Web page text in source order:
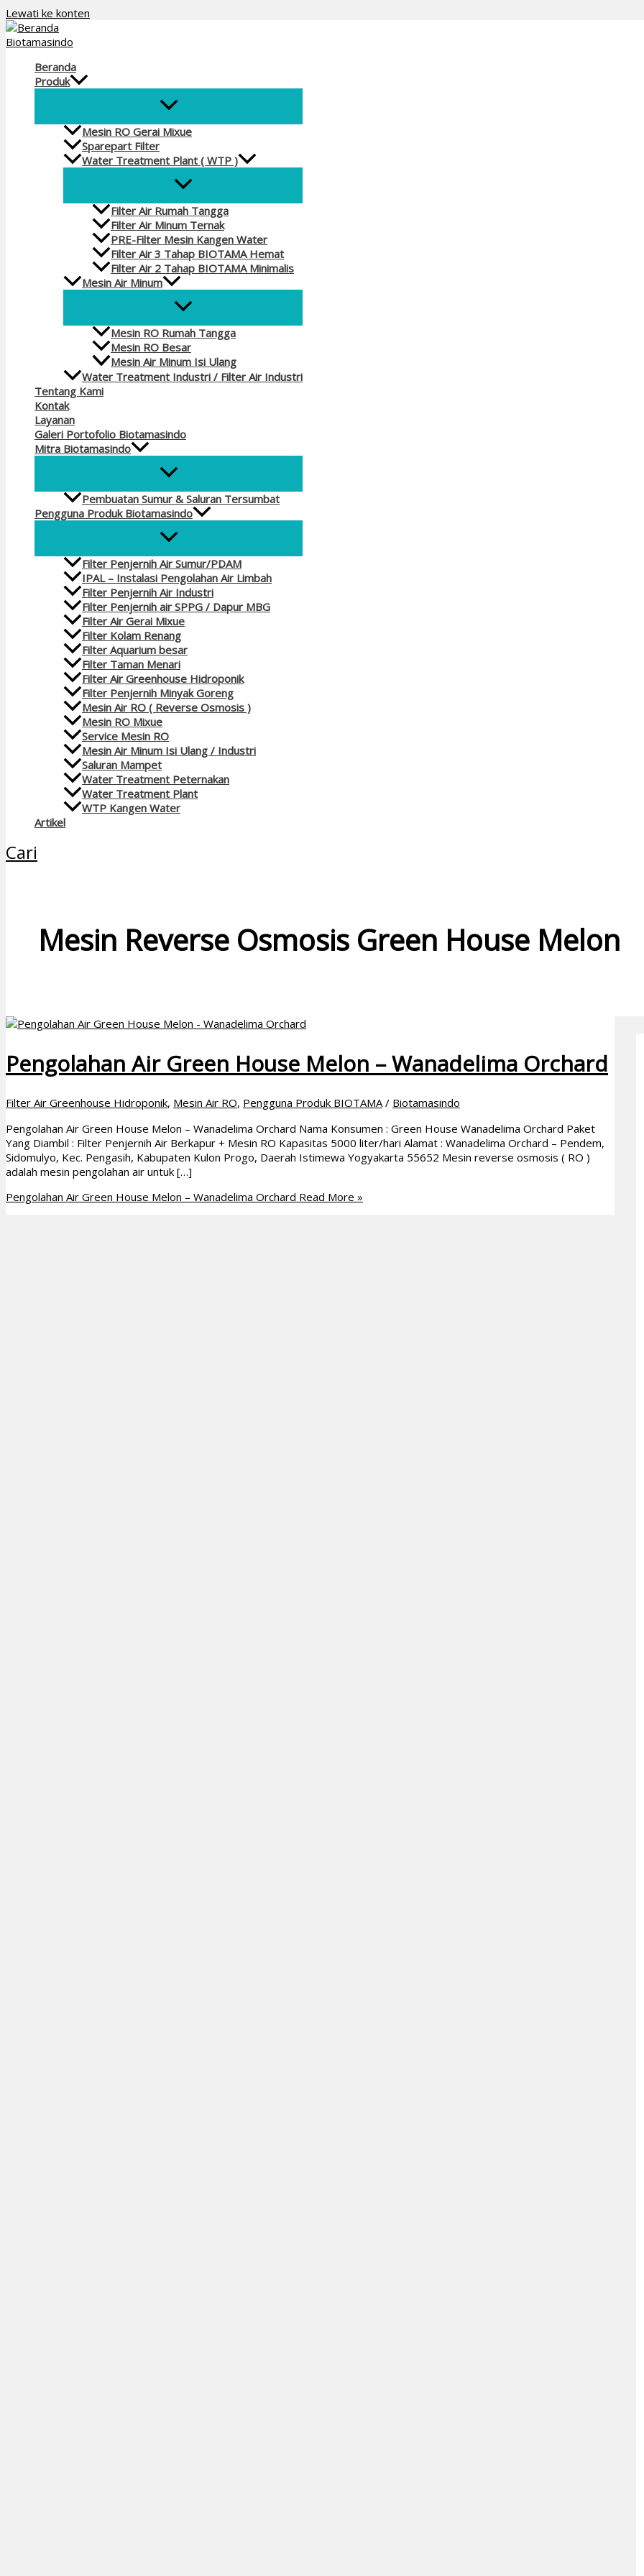
Lewati ke konten
Beranda
Produk
Mesin RO Gerai Mixue
Sparepart Filter
Water Treatment Plant ( WTP )
Filter Air Rumah Tangga
Filter Air Minum Ternak
PRE-Filter Mesin Kangen Water
Filter Air 3 Tahap BIOTAMA Hemat
Filter Air 2 Tahap BIOTAMA Minimalis
Mesin Air Minum
Mesin RO Rumah Tangga
Mesin RO Besar
Mesin Air Minum Isi Ulang
Water Treatment Industri / Filter Air Industri
Tentang Kami
Kontak
Layanan
Galeri Portofolio Biotamasindo
Mitra Biotamasindo
Pembuatan Sumur & Saluran Tersumbat
Pengguna Produk Biotamasindo
Filter Penjernih Air Sumur/PDAM
IPAL – Instalasi Pengolahan Air Limbah
Filter Penjernih Air Industri
Filter Penjernih air SPPG / Dapur MBG
Filter Air Gerai Mixue
Filter Kolam Renang
Filter Aquarium besar
Filter Taman Menari
Filter Air Greenhouse Hidroponik
Filter Penjernih Minyak Goreng
Mesin Air RO ( Reverse Osmosis )
Mesin RO Mixue
Service Mesin RO
Mesin Air Minum Isi Ulang / Industri
Saluran Mampet
Water Treatment Peternakan
Water Treatment Plant
WTP Kangen Water
Artikel
Cari
Mesin Reverse Osmosis Green House Melon
Pengolahan Air Green House Melon – Wanadelima Orchard
Filter Air Greenhouse Hidroponik, Mesin Air RO, Pengguna Produk BIOTAMA/ Biotamasindo
Pengolahan Air Green House Melon – Wanadelima Orchard Nama Konsumen : Green House Wanadelima Orchard Paket
Yang Diambil : Filter Penjernih Air Berkapur + Mesin RO Kapasitas 5000 liter/hari Alamat : Wanadelima Orchard – Pendem,
Sidomulyo, Kec. Pengasih, Kabupaten Kulon Progo, Daerah Istimewa Yogyakarta 55652 Mesin reverse osmosis ( RO )
adalah mesin pengolahan air untuk […]
Pengolahan Air Green House Melon – Wanadelima Orchard Read More »